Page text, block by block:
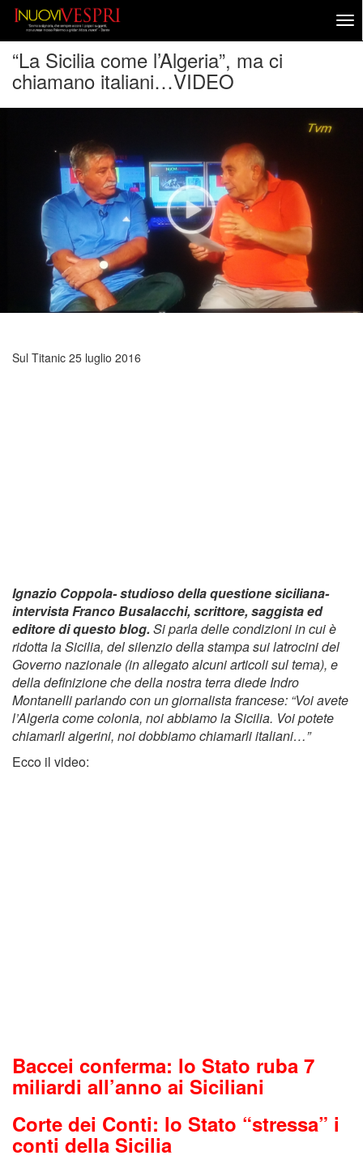
“La Sicilia come l’Algeria”, ma ci
chiamano italiani…VIDEO
Sul Titanic 25 luglio 2016
Ignazio Coppola- studioso della questione siciliana-
intervista Franco Busalacchi, scrittore, saggista ed
editore di questo blog. Si parla delle condizioni in cui è
ridotta la Sicilia, del silenzio della stampa sui latrocini del
Governo nazionale (in allegato alcuni articoli sul tema), e
della definizione che della nostra terra diede Indro
Montanelli parlando con un giornalista francese: “Voi avete
l’Algeria come colonia, noi abbiamo la Sicilia. Voi potete
chiamarli algerini, noi dobbiamo chiamarli italiani…”
Ecco il video:
Baccei conferma: lo Stato ruba 7
miliardi all’anno ai Siciliani
Corte dei Conti: lo Stato “stressa” i
conti della Sicilia